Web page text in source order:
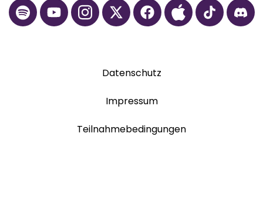
Datenschutz
Impressum
Teilnahmebedingungen